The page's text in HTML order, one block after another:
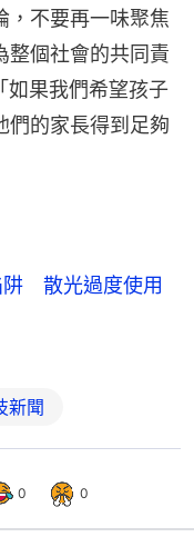
，不要再一味聚焦
整個社會的共同責
果我們希望孩子
們的家長得到足夠
阱 散光過度使用
新聞
0 0